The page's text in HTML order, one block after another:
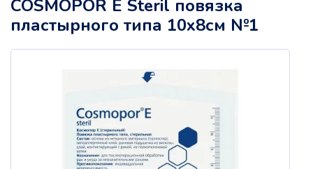
COSMOPOR E Steril повязка
пластырного типа 10х8см №1